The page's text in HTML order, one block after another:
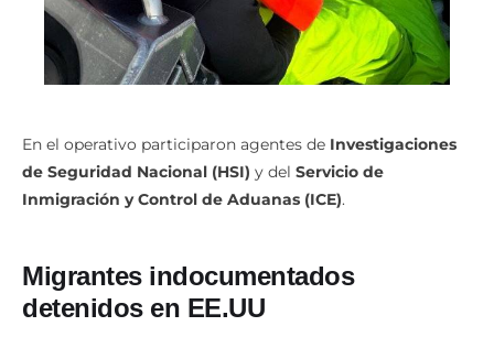
En el operativo participaron agentes de Investigaciones
de Seguridad Nacional (HSI) y del Servicio de
Inmigración y Control de Aduanas (ICE).
Migrantes indocumentados
detenidos en EE.UU